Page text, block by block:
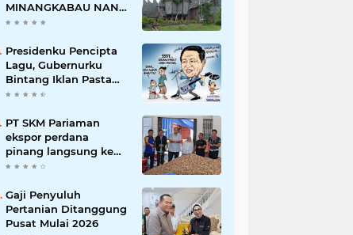
MINANGKABAU NAN
ELOK
Presidenku Pencipta
Lagu, Gubernurku
Bintang Iklan Pasta
Gigi
PT SKM Pariaman
ekspor perdana
pinang langsung ke
India
Gaji Penyuluh
Pertanian Ditanggung
Pusat Mulai 2026